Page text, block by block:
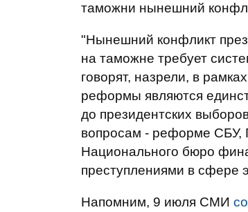
таможни нынешний
"Нынешний конфликт
на таможне требует
говорят, назрели, в
реформы являются
до президентских
вопросам - реформе СБУ,
Национального бюро
преступлениями в сфере
Напомним, 9 июля СМИ